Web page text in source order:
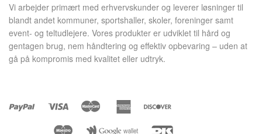
Vi arbejder primært med erhvervskunder og leverer løsninger til
blandt andet kommuner, sportshaller, skoler, foreninger samt
event- og teltudlejere. Vores produkter er udviklet til hård og
gentagen brug, nem håndtering og effektiv opbevaring – uden at
gå på kompromis med kvalitet eller udtryk.